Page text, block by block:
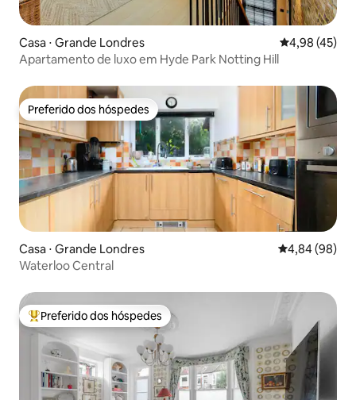
Casa ⋅ Grande Londres 4,98 de uma
4,98 (45)
Apartamento de luxo em Hyde Park Notting Hill
Preferido dos hóspedes
Preferido dos hóspedes
Casa ⋅ Grande Londres 4,84 de uma
4,84 (98)
Waterloo Central
Entre os melhores preferidos dos hóspedes
Preferido dos hóspedes